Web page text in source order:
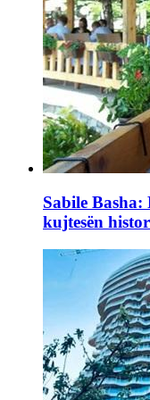
Sabile Basha:
kujtesën